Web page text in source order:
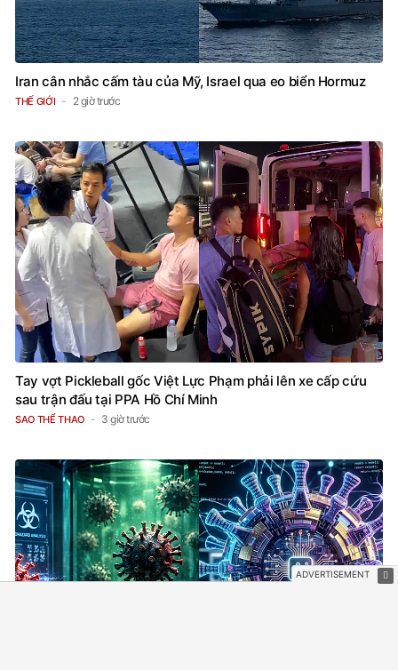
Iran cân nhắc cấm tàu của Mỹ, Israel qua eo biển Hormuz
THẾ GIỚI 2 giờ trước
Tay vợt Pickleball gốc Việt Lực Phạm phải lên xe cấp cứu
sau trận đấu tại PPA Hồ Chí Minh
SAO THỂ THAO 3 giờ trước